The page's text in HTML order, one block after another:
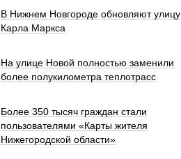
В Нижнем Новгороде обновляют улицу
Карла Маркса
На улице Новой полностью заменили
более полукилометра теплотрасс
Более 350 тысяч граждан стали
пользователями «Карты жителя
Нижегородской области»